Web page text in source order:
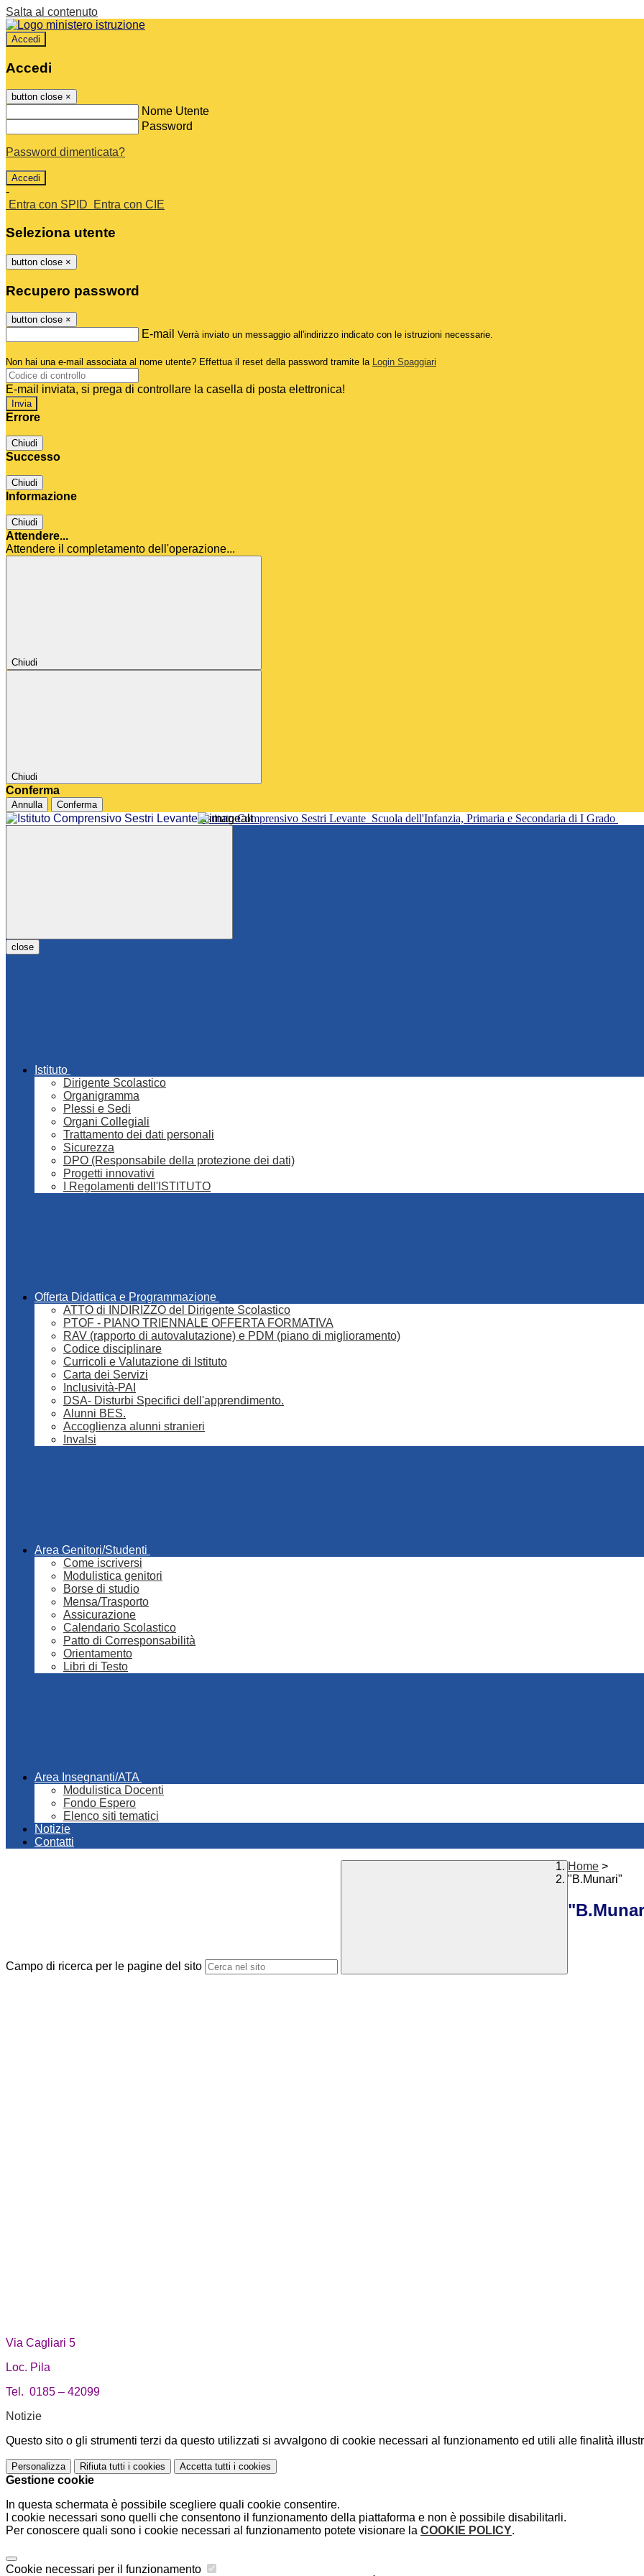
Salta al contenuto
Accedi
Accedi
button close ×
Nome Utente
Password
Password dimenticata?
-
Entra con SPID
Entra con CIE
Seleziona utente
button close ×
Recupero password
button close ×
E-mail Verrà inviato un messaggio all'indirizzo indicato con le istruzioni necessarie.
Non hai una e-mail associata al nome utente? Effettua il reset della password tramite la Login Spaggiari
E-mail inviata, si prega di controllare la casella di posta elettronica!
Errore
Chiudi
Successo
Chiudi
Informazione
Chiudi
Attendere...
Attendere il completamento dell'operazione...
Chiudi
Chiudi
Conferma
Annulla Conferma
Istituto Comprensivo Sestri Levante Scuola dell'Infanzia, Primaria e Secondaria di I Grado
close
Istituto
Dirigente Scolastico
Organigramma
Plessi e Sedi
Organi Collegiali
Trattamento dei dati personali
Sicurezza
DPO (Responsabile della protezione dei dati)
Progetti innovativi
I Regolamenti dell'ISTITUTO
Offerta Didattica e Programmazione
ATTO di INDIRIZZO del Dirigente Scolastico
PTOF - PIANO TRIENNALE OFFERTA FORMATIVA
RAV (rapporto di autovalutazione) e PDM (piano di miglioramento)
Codice disciplinare
Curricoli e Valutazione di Istituto
Carta dei Servizi
Inclusività-PAI
DSA- Disturbi Specifici dell'apprendimento.
Alunni BES.
Accoglienza alunni stranieri
Invalsi
Area Genitori/Studenti
Come iscriversi
Modulistica genitori
Borse di studio
Mensa/Trasporto
Assicurazione
Calendario Scolastico
Patto di Corresponsabilità
Orientamento
Libri di Testo
Area Insegnanti/ATA
Modulistica Docenti
Fondo Espero
Elenco siti tematici
Notizie
Contatti
Campo di ricerca per le pagine del sito
Home >
"B.Munari"
Via Cagliari 5
Loc. Pila
Tel. 0185 – 42099
Notizie
Questo sito o gli strumenti terzi da questo utilizzati si avvalgono di cookie necessari al funzionamento ed utili alle finalità
Personalizza Rifiuta tutti i cookies Accetta tutti i cookies
Gestione cookie
In questa schermata è possibile scegliere quali cookie consentire.
I cookie necessari sono quelli che consentono il funzionamento della piattaforma e non è possibile disabilitarli.
Per conoscere quali sono i cookie necessari al funzionamento potete visionare la COOKIE POLICY.
Cookie necessari per il funzionamento